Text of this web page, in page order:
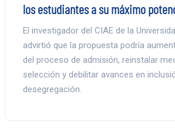
los estudiantes a su máximo
El investigador del CIAE de la
advirtió que la propuesta podría
del proceso de admisión, reinstalar
selección y debilitar avances en
desegregación.